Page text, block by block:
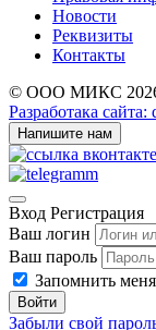
Новости
Реквизиты
Контакты
© ООО МИКС 2026
Разработака сайта:
Напишите нам
Вход Регистрация
Ваш логин
Ваш пароль
Запомнить меня
Войти
Забыли свой